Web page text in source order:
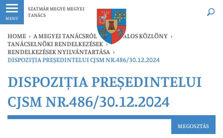
MENU
SZATMÁR MEGYE MEGYEI
TANÁCS
Legfrissebb Bármikor
HOME › A MEGYEI TANÁCSRÓL › HIVATALOS KÖZLÖNY ›
TANÁCSELNÖKI RENDELKEZÉSEK ›
RENDELKEZÉSEK NYILVÁNTARTÁSA ›
DISPOZIȚIA PREȘEDINTELUI CJSM NR.486/30.12.2024
DISPOZIȚIA PREȘEDINTELUI
CJSM NR.486/30.12.2024
MEGOSZTÁS